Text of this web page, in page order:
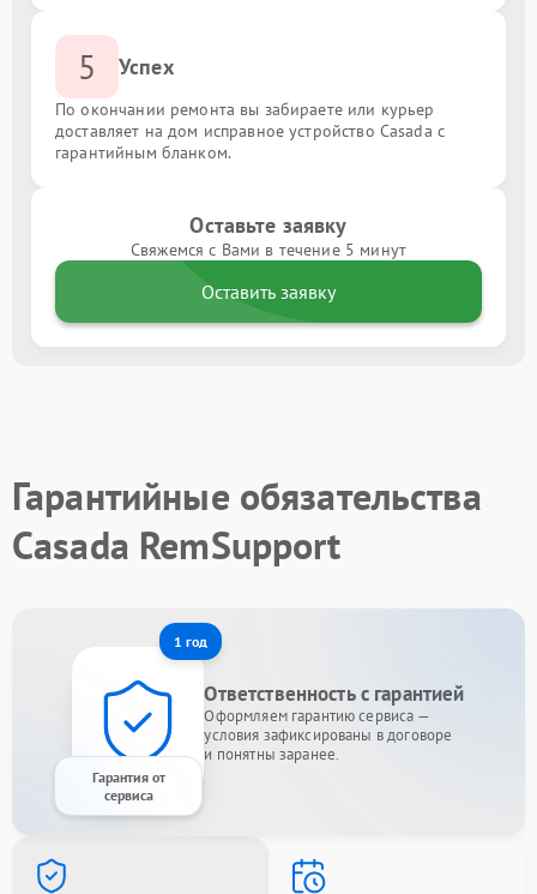
5 Успех
По окончании ремонта вы забираете или курьер
доставляет на дом исправное устройство Casada с
гарантийным бланком.
Оставьте заявку
Свяжемся с Вами в течение 5 минут
Оставить заявку
Гарантийные обязательства
Casada RemSupport
1 год
Гарантия от
сервиса
Ответственность с гарантией
Оформляем гарантию сервиса —
условия зафиксированы в договоре
и понятны заранее.